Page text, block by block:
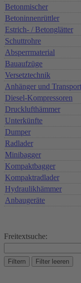
Betonmischer
Betoninnenrüttler
Estrich- / Betonglätter
Schuttrohre
Absperrmaterial
Bauaufzüge
Versetztechnik
Anhänger und
Diesel-Kompressoren
Drucklufthämmer
Unterkünfte
Dumper
Radlader
Minibagger
Kompaktbagger
Kompaktradlader
Hydraulikhämmer
Anbaugeräte
Freitextsuche:
Filtern Filter leeren